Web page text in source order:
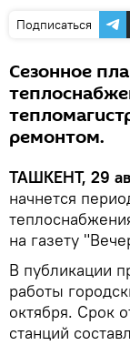
Подписаться
Сезонное
ремонтом.
ТАШКЕНТ, 29
начнется
на газету
В публикации
работы
октября. Срок
станций